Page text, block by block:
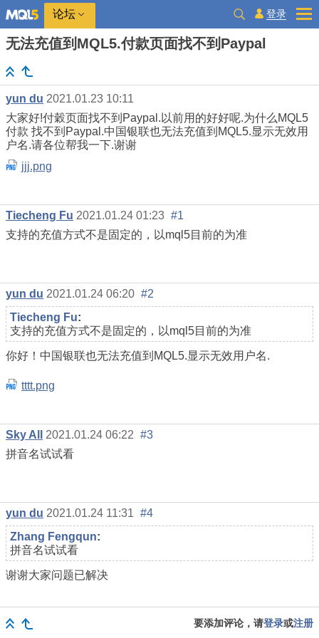
论坛 登录
无法充值到MQL5.付款页面找不到Paypal
yun du 2021.01.23 10:11
大家好!付穀页面找不到Paypal.以前用的好好呢.为什么MQL5
付款 找不到Paypal.中国银联也无法充值到MQL5.显示无效用
户名.请各位帮我一下.谢谢
jjj.png
Tiecheng Fu 2021.01.24 01:23 #1
支持的充值方式不是固定的，以mql5目前的为准
yun du 2021.01.24 06:20 #2
Tiecheng Fu:
支持的充值方式不是固定的，以mql5目前的为准
你好！中国银联也无法充值到MQL5.显示无效用户名.
tttt.png
Sky All 2021.01.24 06:22 #3
拼音名试试看
yun du 2021.01.24 11:31 #4
Zhang Fengqun:
拼音名试试看
谢谢大家问题已解决
要添加评论，请登录或注册